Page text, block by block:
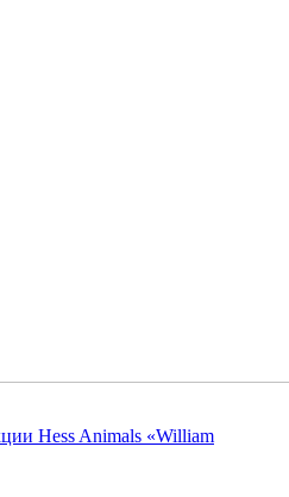
Hess Animals «William